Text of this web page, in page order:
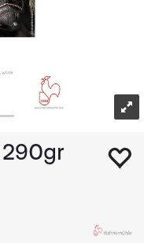
290gr